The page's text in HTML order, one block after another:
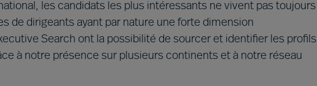
les candidats les plus intéressants ne vivent pas toujours
de dirigeants ayant par nature une forte dimension
Search ont la possibilité de sourcer et identifier les profils
à notre présence sur plusieurs continents et à notre réseau